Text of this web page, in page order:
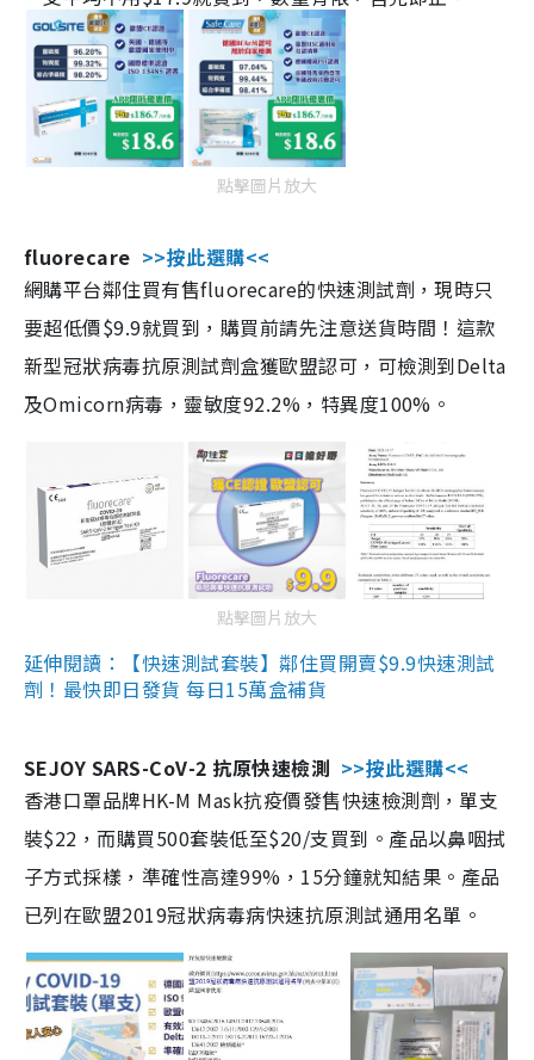
點擊圖片放大
fluorecare >>按此選購<<
網購平台鄰住買有售fluorecare的快速測試劑，現時只
要超低價$9.9就買到，購買前請先注意送貨時間！這款
新型冠狀病毒抗原測試劑盒獲歐盟認可，可檢測到Delta
及Omicorn病毒，靈敏度92.2%，特異度100%。
點擊圖片放大
延伸閱讀：【快速測試套裝】鄰住買開賣$9.9快速測試
劑！最快即日發貨 每日15萬盒補貨
SEJOY SARS-CoV-2 抗原快速檢測 >>按此選購<<
香港口罩品牌HK-M Mask抗疫價發售快速檢測劑，單支
裝$22，而購買500套裝低至$20/支買到。產品以鼻咽拭
子方式採樣，準確性高達99%，15分鐘就知結果。產品
已列在歐盟2019冠狀病毒病快速抗原測試通用名單。